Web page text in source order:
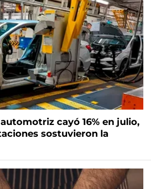
cayó 16% en julio,
sostuvieron la